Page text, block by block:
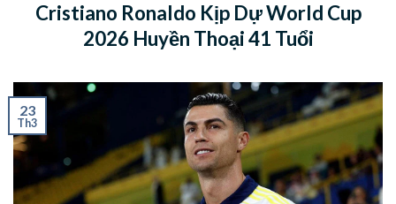
Cristiano Ronaldo Kịp Dự World Cup
2026 Huyền Thoại 41 Tuổi
23
Th3